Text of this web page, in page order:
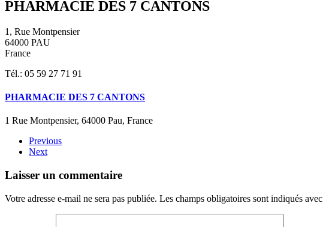
PHARMACIE DES 7 CANTONS
1, Rue Montpensier
64000 PAU
France
Tél.: 05 59 27 71 91
PHARMACIE DES 7 CANTONS
1 Rue Montpensier, 64000 Pau, France
Previous
Next
Laisser un commentaire
Votre adresse e-mail ne sera pas publiée. Les champs obligatoires sont indiqués avec